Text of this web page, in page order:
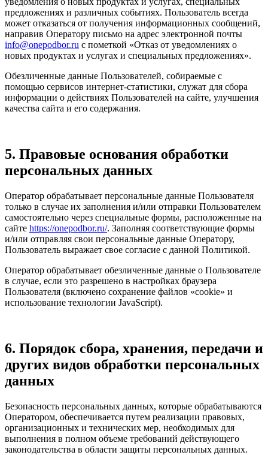
предложениях и различных событиях. Пользователь всегда
может отказаться от получения информационных сообщений,
направив Оператору письмо на адрес электронной почты
info@onepodbor.ru с пометкой «Отказ от уведомлениях о
новых продуктах и услугах и специальных предложениях».
Обезличенные данные Пользователей, собираемые с
помощью сервисов интернет-статистики, служат для сбора
информации о действиях Пользователей на сайте, улучшения
качества сайта и его содержания.
5. Правовые основания обработки
персональных данных
Оператор обрабатывает персональные данные Пользователя
только в случае их заполнения и/или отправки Пользователем
самостоятельно через специальные формы, расположенные на
сайте https://onepodbor.ru/. Заполняя соответствующие формы
и/или отправляя свои персональные данные Оператору,
Пользователь выражает свое согласие с данной Политикой.
Оператор обрабатывает обезличенные данные о Пользователе
в случае, если это разрешено в настройках браузера
Пользователя (включено сохранение файлов «cookie» и
использование технологии JavaScript).
6. Порядок сбора, хранения, передачи и
других видов обработки персональных
данных
Безопасность персональных данных, которые обрабатываются
Оператором, обеспечивается путем реализации правовых,
организационных и технических мер, необходимых для
выполнения в полном объеме требований действующего
законодательства в области защиты персональных данных.